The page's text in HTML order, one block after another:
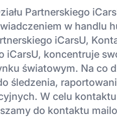
Partnerskiego
w handlu
iCarsU,
iCarsU, koncentruje
światowym. Na co
śledzenia,
W celu
do kontaktu